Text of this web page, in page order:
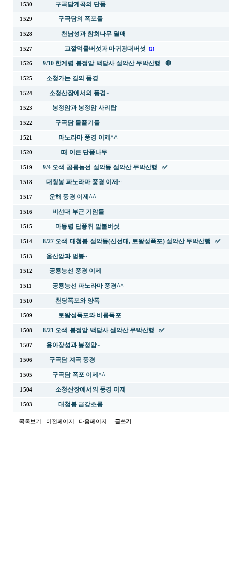
1530 구곡담계곡의 단풍
1529 구곡담의 폭포들
1528 천남성과 참회나무 열매
1527 고깔먹물버섯과 마귀광대버섯 [2]
1526 9/10 한계령-봉정암-백담사 설악산 무박산행 🔴
1525 소청가는 길의 풍경
1524 소청산장에서의 풍경~
1523 봉정암과 봉정암 사리탑
1522 구곡담 물줄기들
1521 파노라마 풍경 이제^^
1520 때 이른 단풍나무
1519 9/4 오색-공룡능선-설악동 설악산 무박산행 ✅
1518 대청봉 파노라마 풍경 이제~
1517 운해 풍경 이제^^
1516 비선대 부근 기암들
1515 마등령 단풍취 말불버섯
1514 8/27 오색-대청봉-설악동(신선대, 토왕성폭포) 설악산 무박산행 ✅
1513 울산암과 범봉~
1512 공룡능선 풍경 이제
1511 공룡능선 파노라마 풍경^^
1510 천당폭포와 양폭
1509 토왕성폭포와 비룡폭포
1508 8/21 오색-봉정암-백담사 설악산 무박산행 ✅
1507 용아장성과 봉정암~
1506 구곡담 계곡 풍경
1505 구곡담 폭포 이제^^
1504 소청산장에서의 풍경 이제
1503 대청봉 금강초롱
목록보기 이전페이지 다음페이지 글쓰기